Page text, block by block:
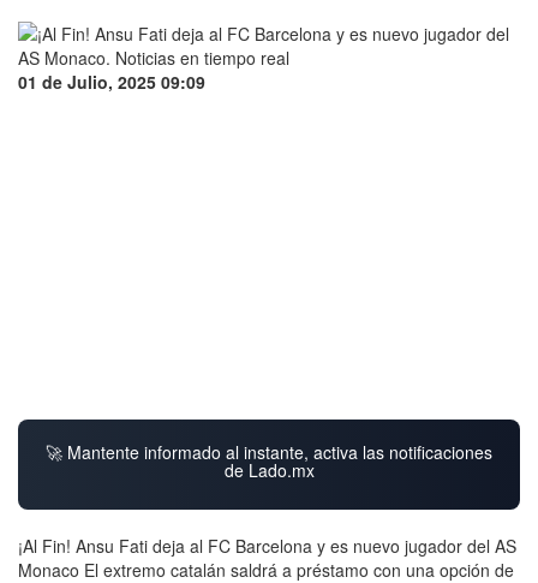
01 de Julio, 2025 09:09
🚀 Mantente informado al instante, activa las notificaciones
de Lado.mx
¡Al Fin! Ansu Fati deja al FC Barcelona y es nuevo jugador del AS
Monaco El extremo catalán saldrá a préstamo con una opción de